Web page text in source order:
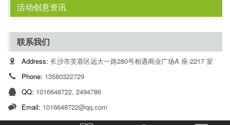
活动创意资讯
联系我们
Address: 长沙市芙蓉区远大一路280号相遇商业广场A 座-2217 室
Phone: 13580322729
QQ: 1016648722, 2494786
Email: 1016648722@qq.com